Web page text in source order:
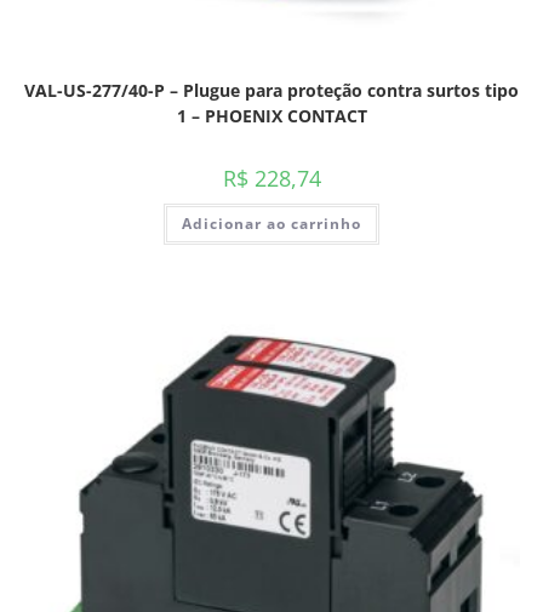
VAL-US-277/40-P – Plugue para proteção contra surtos tipo
1 – PHOENIX CONTACT
R$ 228,74
Adicionar ao carrinho